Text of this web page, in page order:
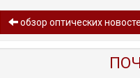
обзор oптических